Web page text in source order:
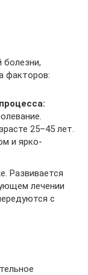
болезни,
факторов:
25–45 лет.
и ярко-
Развивается
лечении
с